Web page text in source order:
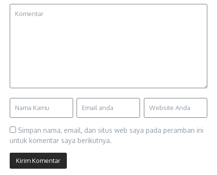
Simpan nama, email, dan situs web saya pada peramban ini
untuk komentar saya berikutnya.